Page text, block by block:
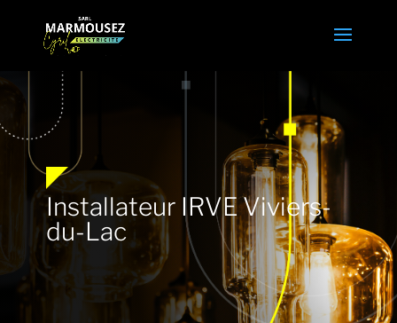
Installateur IRVE Viviers-
du-Lac